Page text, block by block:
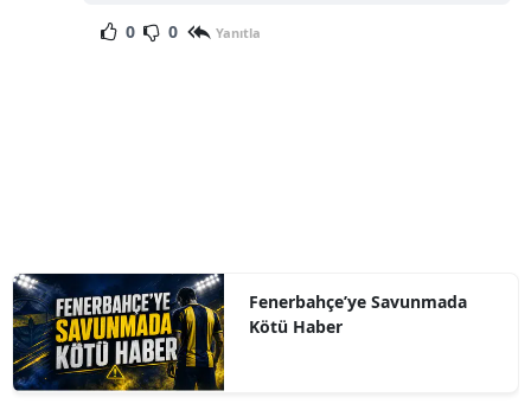
0 0 Yanıtla
Fenerbahçe’ye Savunmada
Kötü Haber